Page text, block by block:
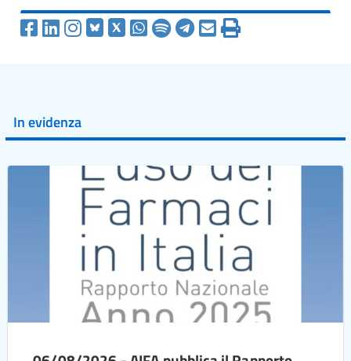
In evidenza